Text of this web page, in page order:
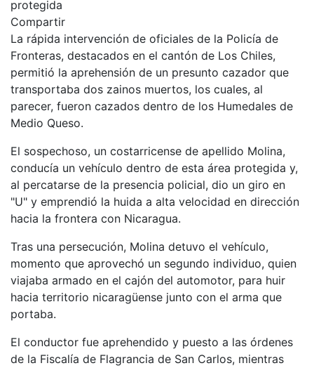
Compartir
La rápida intervención de oficiales de la Policía de
Fronteras, destacados en el cantón de Los Chiles,
permitió la aprehensión de un presunto cazador que
transportaba dos zainos muertos, los cuales, al
parecer, fueron cazados dentro de los Humedales de
Medio Queso.
El sospechoso, un costarricense de apellido Molina,
conducía un vehículo dentro de esta área protegida y,
al percatarse de la presencia policial, dio un giro en
"U" y emprendió la huida a alta velocidad en dirección
hacia la frontera con Nicaragua.
Tras una persecución, Molina detuvo el vehículo,
momento que aprovechó un segundo individuo, quien
viajaba armado en el cajón del automotor, para huir
hacia territorio nicaragüense junto con el arma que
portaba.
El conductor fue aprehendido y puesto a las órdenes
de la Fiscalía de Flagrancia de San Carlos, mientras